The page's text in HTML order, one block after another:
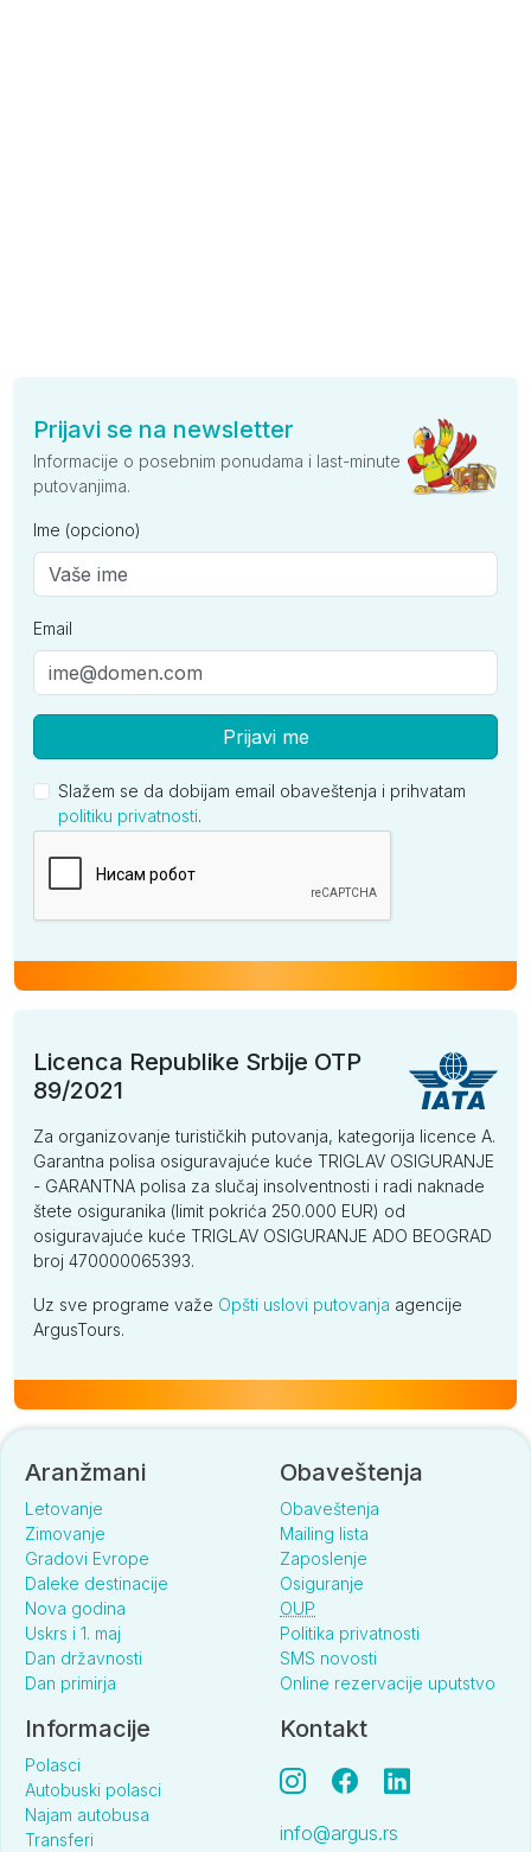
Prijavi se na newsletter
Informacije o posebnim ponudama i last-minute
putovanjima.
Ime (opciono)
Email
Prijavi me
Slažem se da dobijam email obaveštenja i prihvatam
politiku privatnosti.
Licenca Republike Srbije OTP
89/2021
Za organizovanje turističkih putovanja, kategorija licence A.
Garantna polisa osiguravajuće kuće TRIGLAV OSIGURANJE
- GARANTNA polisa za slučaj insolventnosti i radi naknade
štete osiguranika (limit pokrića 250.000 EUR) od
osiguravajuće kuće TRIGLAV OSIGURANJE ADO BEOGRAD
broj 470000065393.
Uz sve programe važe Opšti uslovi putovanja agencije
ArgusTours.
Aranžmani
Letovanje
Zimovanje
Gradovi Evrope
Daleke destinacije
Nova godina
Uskrs i 1. maj
Dan državnosti
Dan primirja
Obaveštenja
Obaveštenja
Mailing lista
Zaposlenje
Osiguranje
OUP
Politika privatnosti
SMS novosti
Online rezervacije uputstvo
Informacije
Polasci
Autobuski polasci
Najam autobusa
Transferi
Kontakt
info@argus.rs